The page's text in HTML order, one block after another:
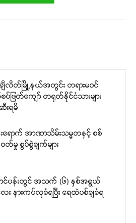
ျီလိတ်မြို့နယ်အတွင်း တရားမဝင်
ပ်ဖြတ်ကျော် တရုတ်နိုင်ငံသားများ
းရမိ
ရောက် အာဏာသိမ်းသမ္မတနှင့် စစ်
တ်မှု စွပ်စွဲချက်များ
င်ပန်းတွင် အသက် (၆) နှစ်အရွယ်
း နားကပ်လုခံရပြီး ရေထဲပစ်ချခံရ